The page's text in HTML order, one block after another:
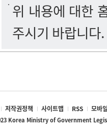
위 내용에 대한
주시기 바랍니다.
저작권정책 사이트맵 RSS 모바
Korea Ministry of Government